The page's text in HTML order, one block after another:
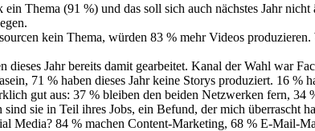
ein Thema (91 %) und das soll sich auch nächstes Jahr
kein Thema, würden 83 % mehr Videos
Jahr bereits damit gearbeitet. Kanal der Wahl war
71 % haben dieses Jahr keine Storys produziert. 16
gut aus: 37 % bleiben den beiden Netzwerken fern, 34
sind sie in Teil ihres Jobs, ein Befund, der mich überrascht
Media? 84 % machen Content-Marketing, 68 % E-Mail-